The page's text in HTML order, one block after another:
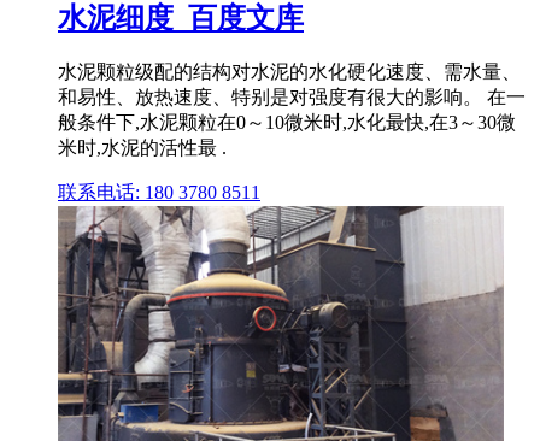
水泥细度_百度文库
水泥颗粒级配的结构对水泥的水化硬化速度、需水量、
和易性、放热速度、特别是对强度有很大的影响。 在一
般条件下,水泥颗粒在0～10微米时,水化最快,在3～30微
米时,水泥的活性最 .
联系电话: 180 3780 8511